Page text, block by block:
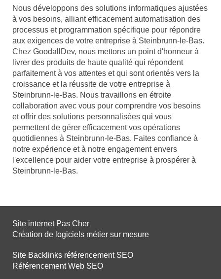
Nous développons des solutions informatiques ajustées
à vos besoins, alliant efficacement automatisation des
processus et programmation spécifique pour répondre
aux exigences de votre entreprise à Steinbrunn-le-Bas.
Chez GoodallDev, nous mettons un point d'honneur à
livrer des produits de haute qualité qui répondent
parfaitement à vos attentes et qui sont orientés vers la
croissance et la réussite de votre entreprise à
Steinbrunn-le-Bas. Nous travaillons en étroite
collaboration avec vous pour comprendre vos besoins
et offrir des solutions personnalisées qui vous
permettent de gérer efficacement vos opérations
quotidiennes à Steinbrunn-le-Bas. Faites confiance à
notre expérience et à notre engagement envers
l'excellence pour aider votre entreprise à prospérer à
Steinbrunn-le-Bas.
Site internet Pas Cher
Création de logiciels métier sur mesure
Site Backlinks référencement SEO
Référencement Web SEO